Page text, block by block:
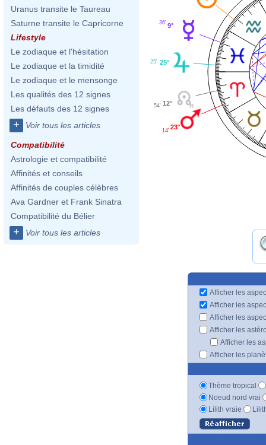
Uranus transite le Taureau
Saturne transite le Capricorne
Lifestyle
Le zodiaque et l'hésitation
Le zodiaque et la timidité
Le zodiaque et le mensonge
Les qualités des 12 signes
Les défauts des 12 signes
+ Voir tous les articles
Compatibilité
Astrologie et compatibilité
Affinités et conseils
Affinités de couples célèbres
Ava Gardner et Frank Sinatra
Compatibilité du Bélier
+ Voir tous les articles
9°
36'
25°
25'
12°
54'
23°
14'
Afficher les
Afficher les
Afficher les
Afficher les
Afficher les
Afficher les
Thème tropical
Noeud nord vrai
Lilith vraie